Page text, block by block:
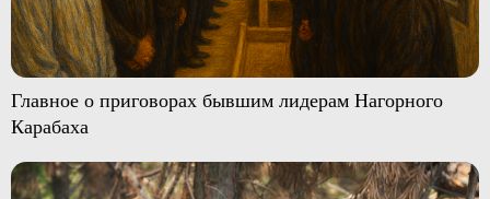
Главное о приговорах бывшим лидерам Нагорного
Карабаха